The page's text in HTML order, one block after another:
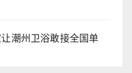
潮州卫浴敢接全国单